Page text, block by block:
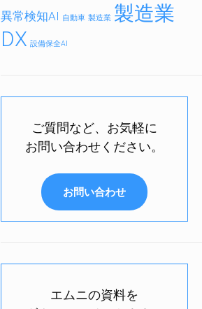
異常検知AI 自動車 製造業 製造業
DX 設備保全AI
ご質問など、お気軽に
お問い合わせください。
お問い合わせ
エムニの資料を